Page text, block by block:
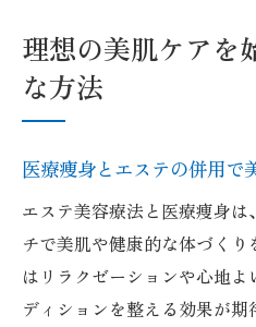
理想の美肌ケアを
な方法
医療痩身とエステの併用で
エステ美容療法と医療痩身
チで美肌や健康的な体づく
はリラクゼーションや心地
ディションを整える効果が